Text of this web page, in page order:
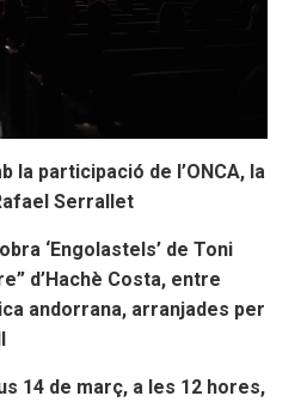
la participació de l’ONCA, la
Serrallet
‘Engolastels’ de Toni
d’Hachè Costa, entre
andorrana, arranjades per
14 de març, a les 12 hores,